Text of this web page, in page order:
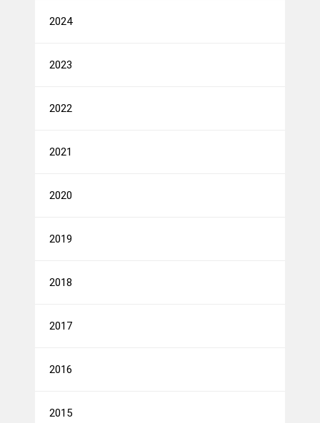
2024
2023
2022
2021
2020
2019
2018
2017
2016
2015